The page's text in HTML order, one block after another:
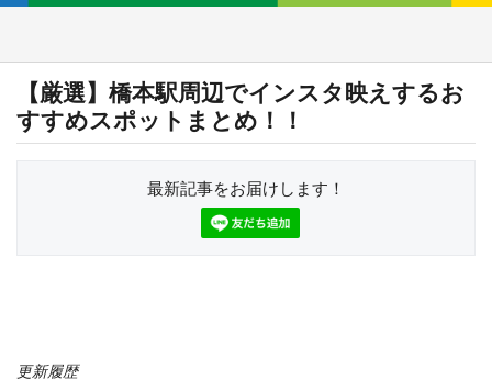
【厳選】橋本駅周辺でインスタ映えするお
すすめスポットまとめ！！
最新記事をお届けします！
更新履歴